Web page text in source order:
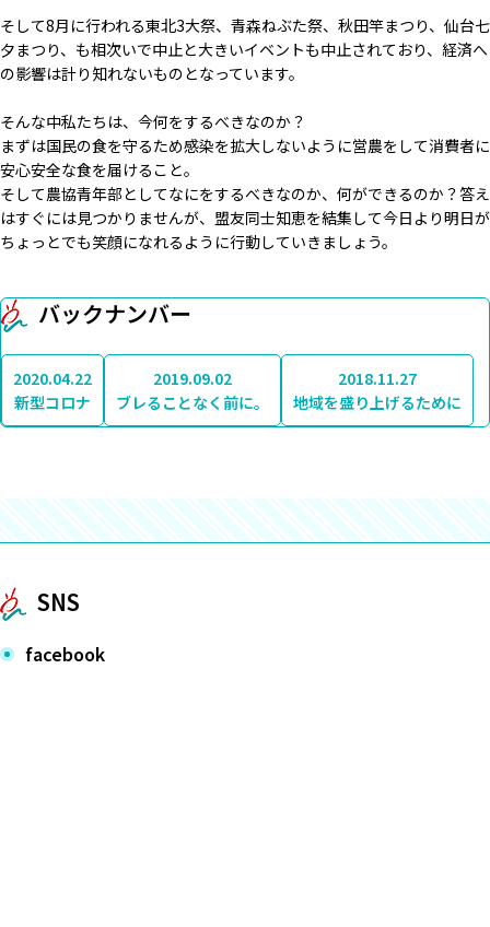
そして8月に行われる東北3大祭、青森ねぶた祭、秋田竿まつり、仙台七
夕まつり、も相次いで中止と大きいイベントも中止されており、経済へ
の影響は計り知れないものとなっています。
そんな中私たちは、今何をするべきなのか？
まずは国民の食を守るため感染を拡大しないように営農をして消費者に
安心安全な食を届けること。
そして農協青年部としてなにをするべきなのか、何ができるのか？答え
はすぐには見つかりませんが、盟友同士知恵を結集して今日より明日が
ちょっとでも笑顔になれるように行動していきましょう。
バックナンバー
2020.04.22
新型コロナ
2019.09.02
ブレることなく前に。
2018.11.27
地域を盛り上げるために
SNS
facebook